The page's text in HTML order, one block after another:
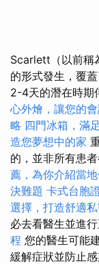
Scarlett（以前稱
的形式發生，覆
2-4天的潛在時期
心外燴，讓您的
略 四門冰箱，滿
造您夢想中的家
的，並非所有患
薦，為你介紹當
決難題 卡式台胞
選擇，打造舒適
必去看醫生並進
程 您的醫生可能
緩解症狀並防止感